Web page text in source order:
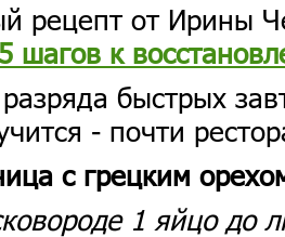
рецепт от Ирины
шагов к
быстрых
- почти
с грецким
1 яйцо до